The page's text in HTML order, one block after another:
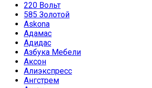
220 Вольт
585 Золотой
Askona
Адамас
Адидас
Азбука Мебели
Аксон
Алиэкспресс
Ангстрем